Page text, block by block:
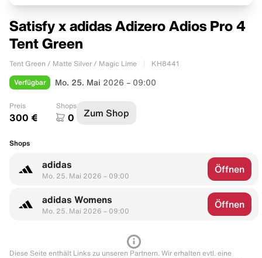
Satisfy x adidas Adizero Adios Pro 4
Tent Green
Tent Green / Matte Silver / Magic Lime KH8441
Verfügbar Mo. 25. Mai 2026 – 09:00
Preis
300 €
Shops
0 Zum Shop
Shops
adidas
Mo. 25. Mai 2026 – 09:00
Öffnen
adidas Womens
Mo. 25. Mai 2026 – 09:00
Öffnen
Diese Seite enthält Links zu unseren Partnern. Wir erhalten evtl. eine